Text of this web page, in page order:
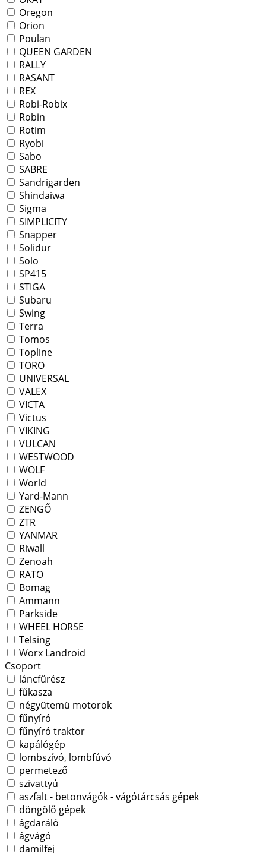
Oregon
Orion
Poulan
QUEEN GARDEN
RALLY
RASANT
REX
Robi-Robix
Robin
Rotim
Ryobi
Sabo
SABRE
Sandrigarden
Shindaiwa
Sigma
SIMPLICITY
Snapper
Solidur
Solo
SP415
STIGA
Subaru
Swing
Terra
Tomos
Topline
TORO
UNIVERSAL
VALEX
VICTA
Victus
VIKING
VULCAN
WESTWOOD
WOLF
World
Yard-Mann
ZENGŐ
ZTR
YANMAR
Riwall
Zenoah
RATO
Bomag
Ammann
Parkside
WHEEL HORSE
Telsing
Worx Landroid
Csoport
láncfűrész
fűkasza
négyütemü motorok
fűnyíró
fűnyíró traktor
kapálógép
lombszívó, lombfúvó
permetező
szivattyú
aszfalt - betonvágók - vágótárcsás gépek
döngölő gépek
ágdaráló
ágvágó
damilfej